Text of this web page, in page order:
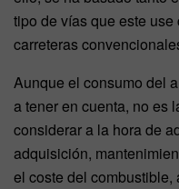
tipo de vías que este
carreteras
Aunque el consumo del
a tener en cuenta, no es
considerar a la hora de
adquisición,
el coste del